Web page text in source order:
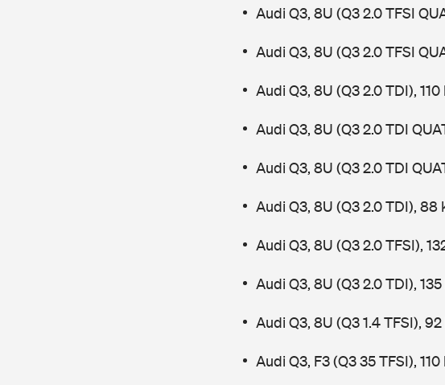
Audi Q3, 8U (Q3 2.0 TFSI
Audi Q3, 8U (Q3 2.0 TFSI
Audi Q3, 8U (Q3 2.0 TDI),
Audi Q3, 8U (Q3 2.0 TDI
Audi Q3, 8U (Q3 2.0 TDI
Audi Q3, 8U (Q3 2.0 TDI), 88
Audi Q3, 8U (Q3 2.0 TFSI),
Audi Q3, 8U (Q3 2.0 TDI),
Audi Q3, 8U (Q3 1.4 TFSI),
Audi Q3, F3 (Q3 35 TFSI),